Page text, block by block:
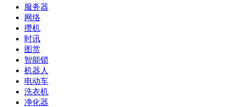
服务器
网络
攒机
时讯
图赏
智能锁
机器人
电动车
洗衣机
净化器